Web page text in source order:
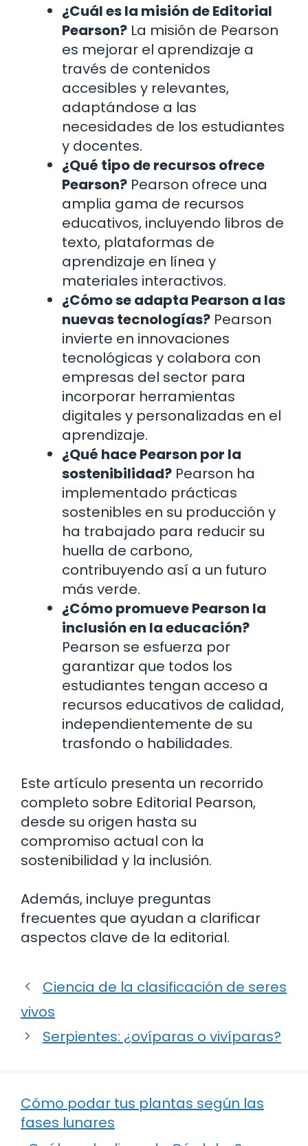
¿Cuál es la misión de Editorial
Pearson? La misión de Pearson
es mejorar el aprendizaje a
través de contenidos
accesibles y relevantes,
adaptándose a las
necesidades de los estudiantes
y docentes.
¿Qué tipo de recursos ofrece
Pearson? Pearson ofrece una
amplia gama de recursos
educativos, incluyendo libros de
texto, plataformas de
aprendizaje en línea y
materiales interactivos.
¿Cómo se adapta Pearson a las
nuevas tecnologías? Pearson
invierte en innovaciones
tecnológicas y colabora con
empresas del sector para
incorporar herramientas
digitales y personalizadas en el
aprendizaje.
¿Qué hace Pearson por la
sostenibilidad? Pearson ha
implementado prácticas
sostenibles en su producción y
ha trabajado para reducir su
huella de carbono,
contribuyendo así a un futuro
más verde.
¿Cómo promueve Pearson la
inclusión en la educación?
Pearson se esfuerza por
garantizar que todos los
estudiantes tengan acceso a
recursos educativos de calidad,
independientemente de su
trasfondo o habilidades.
Este artículo presenta un recorrido
completo sobre Editorial Pearson,
desde su origen hasta su
compromiso actual con la
sostenibilidad y la inclusión.
Además, incluye preguntas
frecuentes que ayudan a clarificar
aspectos clave de la editorial.
Ciencia de la clasificación de seres
vivos
Serpientes: ¿ovíparas o vivíparas?
Cómo podar tus plantas según las
fases lunares